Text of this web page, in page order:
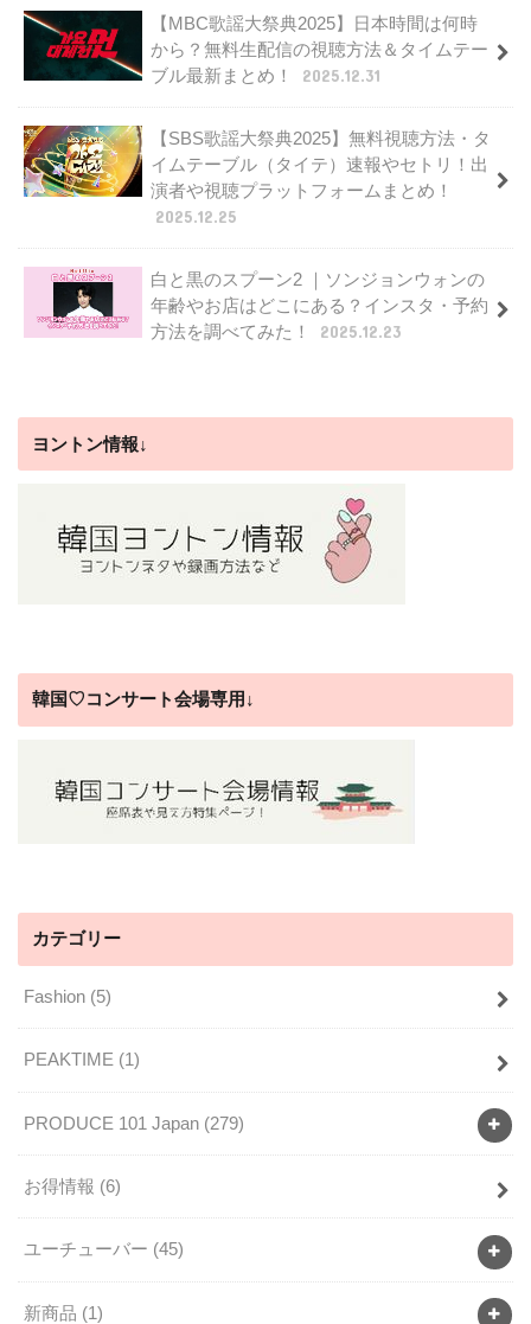
【MBC歌謡大祭典2025】日本時間は何時
から？無料生配信の視聴方法＆タイムテー
ブル最新まとめ！
2025.12.31
【SBS歌謡大祭典2025】無料視聴方法・タ
イムテーブル（タイテ）速報やセトリ！出
演者や視聴プラットフォームまとめ！
2025.12.25
白と黒のスプーン2 ｜ソンジョンウォンの
年齢やお店はどこにある？インスタ・予約
方法を調べてみた！
2025.12.23
ヨントン情報↓
韓国♡コンサート会場専用↓
カテゴリー
Fashion (5)
PEAKTIME (1)
PRODUCE 101 Japan (279)
お得情報 (6)
ユーチューバー (45)
新商品 (1)